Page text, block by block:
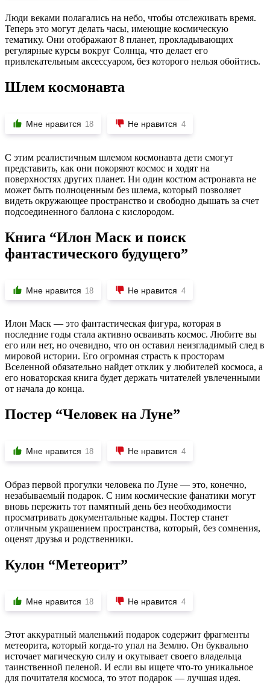
Люди веками полагались на небо, чтобы отслеживать время.
Теперь это могут делать часы, имеющие космическую
тематику. Они отображают 8 планет, прокладывающих
регулярные курсы вокруг Солнца, что делает его
привлекательным аксессуаром, без которого нельзя обойтись.
Шлем космонавта
Мне нравится 18 Не нравится 4
С этим реалистичным шлемом космонавта дети смогут
представить, как они покоряют космос и ходят на
поверхностях других планет. Ни один костюм астронавта не
может быть полноценным без шлема, который позволяет
видеть окружающее пространство и свободно дышать за счет
подсоединенного баллона с кислородом.
Книга “Илон Маск и поиск
фантастического будущего”
Мне нравится 18 Не нравится 4
Илон Маск — это фантастическая фигура, которая в
последние годы стала активно осваивать космос. Любите вы
его или нет, но очевидно, что он оставил неизгладимый след в
мировой истории. Его огромная страсть к просторам
Вселенной обязательно найдет отклик у любителей космоса, а
его новаторская книга будет держать читателей увлеченными
от начала до конца.
Постер “Человек на Луне”
Мне нравится 18 Не нравится 4
Образ первой прогулки человека по Луне — это, конечно,
незабываемый подарок. С ним космические фанатики могут
вновь пережить тот памятный день без необходимости
просматривать документальные кадры. Постер станет
отличным украшением пространства, который, без сомнения,
оценят друзья и родственники.
Кулон “Метеорит”
Мне нравится 18 Не нравится 4
Этот аккуратный маленький подарок содержит фрагменты
метеорита, который когда-то упал на Землю. Он буквально
источает магическую силу и окутывает своего владельца
таинственной пеленой. И если вы ищете что-то уникальное
для почитателя космоса, то этот подарок — лучшая идея.